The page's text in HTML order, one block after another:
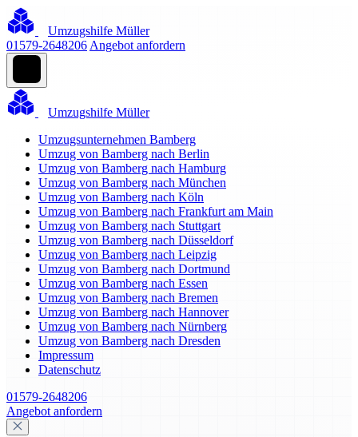
Umzugshilfe Müller
01579-2648206 Angebot anfordern
Umzugshilfe Müller
Umzugsunternehmen Bamberg
Umzug von Bamberg nach Berlin
Umzug von Bamberg nach Hamburg
Umzug von Bamberg nach München
Umzug von Bamberg nach Köln
Umzug von Bamberg nach Frankfurt am Main
Umzug von Bamberg nach Stuttgart
Umzug von Bamberg nach Düsseldorf
Umzug von Bamberg nach Leipzig
Umzug von Bamberg nach Dortmund
Umzug von Bamberg nach Essen
Umzug von Bamberg nach Bremen
Umzug von Bamberg nach Hannover
Umzug von Bamberg nach Nürnberg
Umzug von Bamberg nach Dresden
Impressum
Datenschutz
01579-2648206
Angebot anfordern